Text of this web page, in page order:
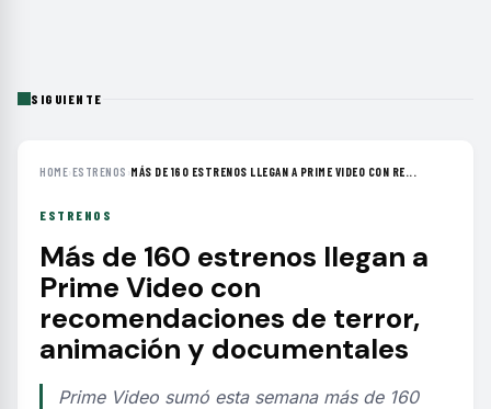
SIGUIENTE
HOME›ESTRENOS ›MÁS DE 160 ESTRENOS LLEGAN A PRIME VIDEO CON RE...
ESTRENOS
Más de 160 estrenos llegan a
Prime Video con
recomendaciones de terror,
animación y documentales
Prime Video sumó esta semana más de 160